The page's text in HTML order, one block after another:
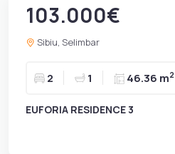
103.000€
Sibiu, Selimbar
2 1 46.36 m2
EUFORIA RESIDENCE 3